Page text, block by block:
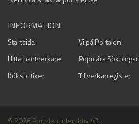
INFORMATION
Startsida Vi på Portalen
Hitta hantverkare
Populära Sökningar
Köksbutiker
Tillverkarregister
© 2026 Portalen Interaktiv AB.